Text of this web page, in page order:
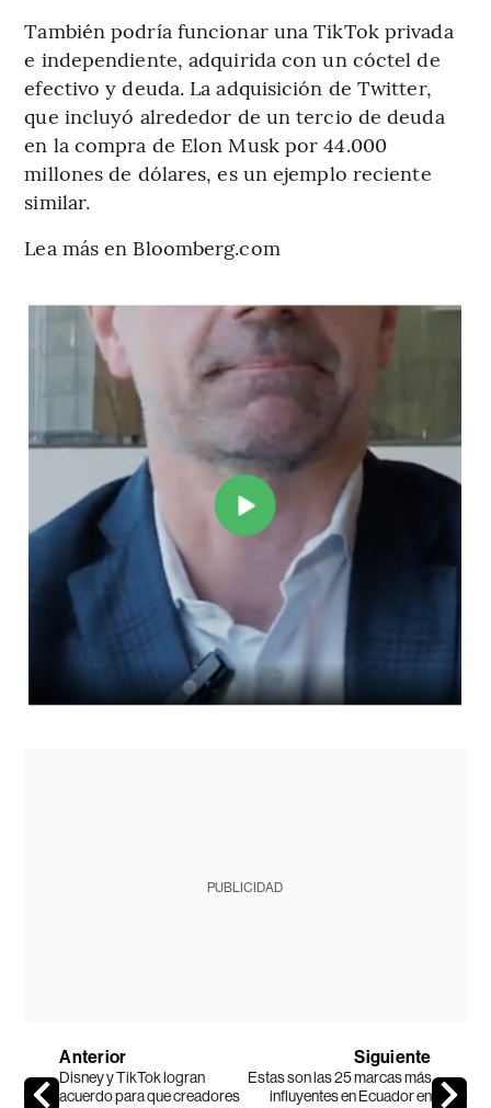
También podría funcionar una TikTok privada
e independiente, adquirida con un cóctel de
efectivo y deuda. La adquisición de Twitter,
que incluyó alrededor de un tercio de deuda
en la compra de Elon Musk por 44.000
millones de dólares, es un ejemplo reciente
similar.
Lea más en Bloomberg.com
PUBLICIDAD
Anterior
Disney y TikTok logran
acuerdo para que creadores
Siguiente
Estas son las 25 marcas más
influyentes en Ecuador en